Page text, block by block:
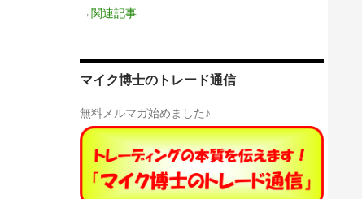
→ 関連記事
マイク博士のトレード通信
無料メルマガ始めました♪